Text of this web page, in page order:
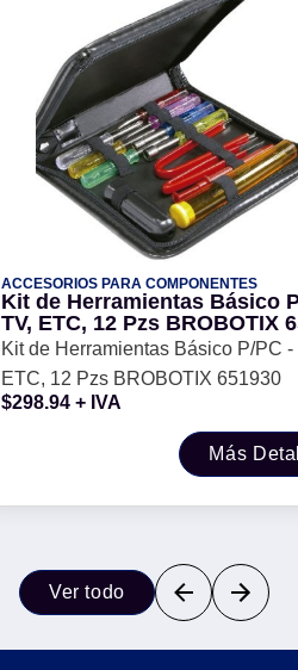
ACCESORIOS PARA COMPONENTES
Kit de Herramientas Básico
TV, ETC, 12 Pzs BROBOTIX
Kit de Herramientas Básico P/PC -
ETC, 12 Pzs BROBOTIX 651930
$298.94 + IVA
Más
Ver todo